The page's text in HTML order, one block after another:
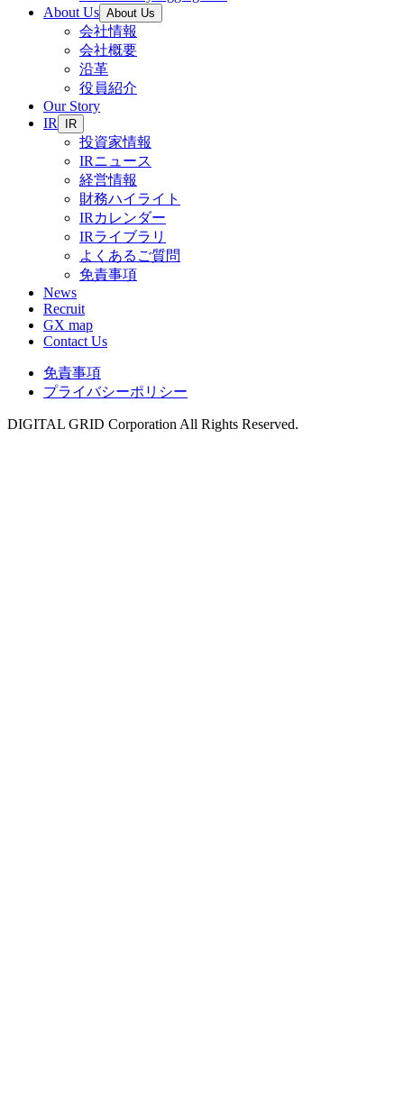
About Us About Us
会社情報
会社概要
沿革
役員紹介
Our Story
IR
IR
投資家情報
IRニュース
経営情報
財務ハイライト
IRカレンダー
IRライブラリ
よくあるご質問
免責事項
News
Recruit
GX map
Contact Us
免責事項
プライバシーポリシー
DIGITAL GRID Corporation All Rights Reserved.